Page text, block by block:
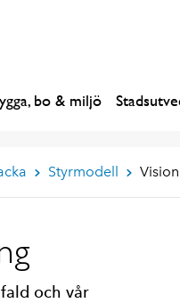
bo & miljö
Styrmodell
och vår